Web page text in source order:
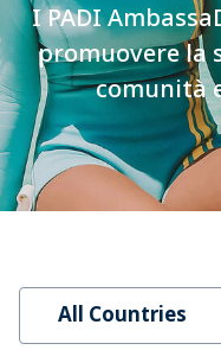
I PADI
promuovere la
comunità
All Countries